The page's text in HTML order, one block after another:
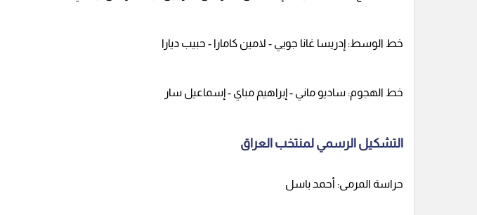
خط الوسط: إدريسا غانا جويي - لامين كامارا - حبيب ديارا
خط الهجوم: ساديو ماني - إبراهيم مباي - إسماعيل سار
التشكيل الرسمي لمنتخب العراق
حراسة المرمى: أحمد باسل